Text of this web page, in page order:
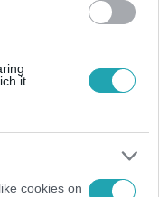
it
cookies on